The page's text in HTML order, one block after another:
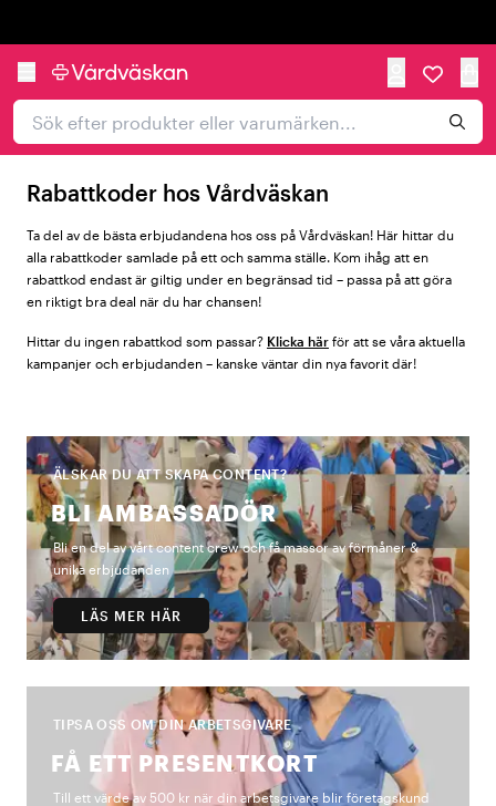
Rabattkoder hos Vårdväskan
Ta del av de bästa erbjudandena hos oss på Vårdväskan! Här hittar du
alla rabattkoder samlade på ett och samma ställe. Kom ihåg att en
rabattkod endast är giltig under en begränsad tid – passa på att göra
en riktigt bra deal när du har chansen!
Hittar du ingen rabattkod som passar? Klicka här för att se våra aktuella
kampanjer och erbjudanden – kanske väntar din nya favorit där!
ÄLSKAR DU ATT SKAPA CONTENT?
BLI AMBASSADÖR
Bli en del av vårt content crew och få massor av förmåner &
unika erbjudanden
LÄS MER HÄR
TIPSA OSS OM DIN ARBETSGIVARE
FÅ ETT PRESENTKORT
Till ett värde av 500 kr när din arbetsgivare blir företagskund